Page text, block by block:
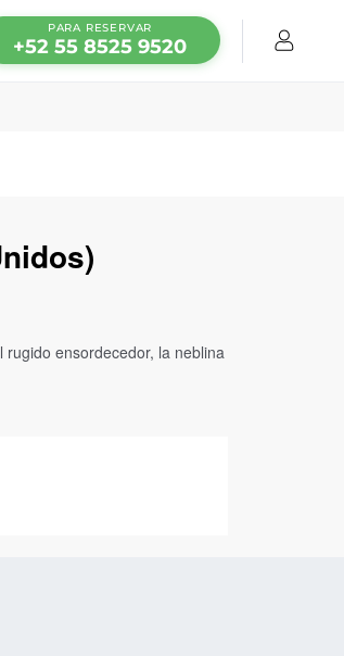
PARA RESERVAR
+52 55 8525 9520
ensordecedor, la neblina